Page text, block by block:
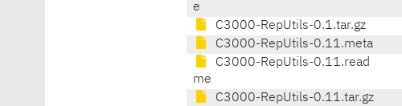
e
C3000-RepUtils-0.1.tar.gz
C3000-RepUtils-0.11.meta
C3000-RepUtils-0.11.read
me
C3000-RepUtils-0.11.tar.gz